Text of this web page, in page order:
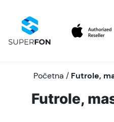
Početna / Futrole,
Futrole,